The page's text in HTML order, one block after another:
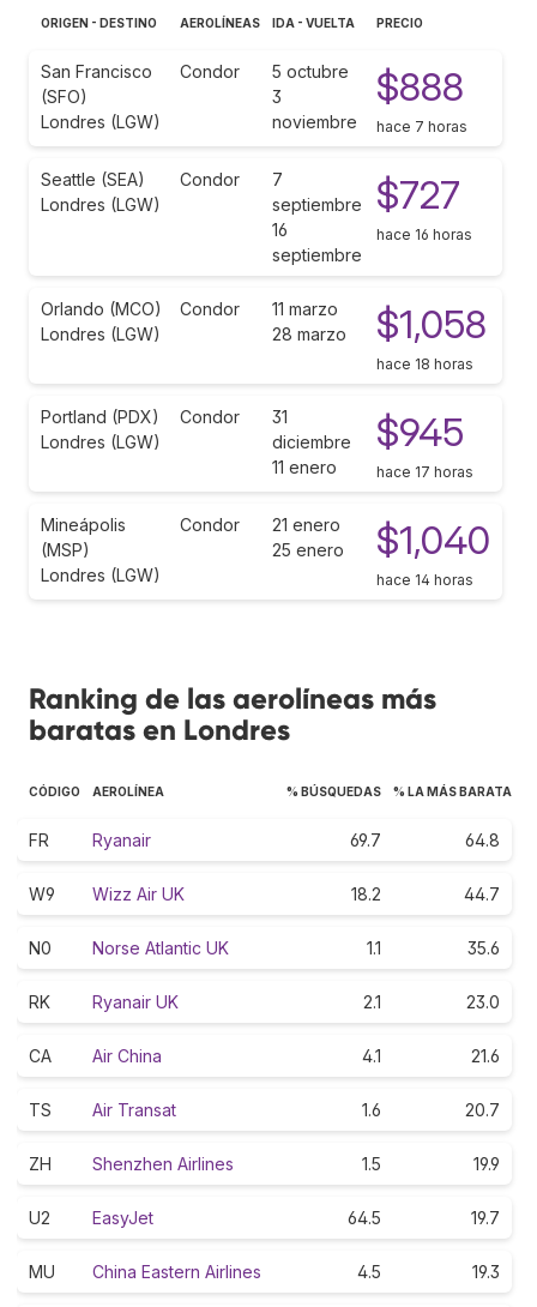
ORIGEN - DESTINO AEROLÍNEAS IDA - VUELTA PRECIO
San Francisco
(SFO)
Londres (LGW)
Condor
5 octubre
3
noviembre
$888
hace 7 horas
Seattle (SEA)
Londres (LGW)
Condor
7
septiembre
16
septiembre
$727
hace 16 horas
Orlando (MCO)
Londres (LGW)
Condor
11 marzo
28 marzo
$1,058
hace 18 horas
Portland (PDX)
Londres (LGW)
Condor
31
diciembre
11 enero
$945
hace 17 horas
Mineápolis
(MSP)
Londres (LGW)
Condor
21 enero
25 enero
$1,040
hace 14 horas
Ranking de las aerolíneas más
baratas en Londres
CÓDIGO AEROLÍNEA % BÚSQUEDAS % LA MÁS BARATA
FR Ryanair 69.7 64.8
W9 Wizz Air UK 18.2 44.7
N0 Norse Atlantic UK 1.1 35.6
RK Ryanair UK 2.1 23.0
CA Air China 4.1 21.6
TS Air Transat 1.6 20.7
ZH Shenzhen Airlines 1.5 19.9
U2 EasyJet 64.5 19.7
MU China Eastern Airlines 4.5 19.3